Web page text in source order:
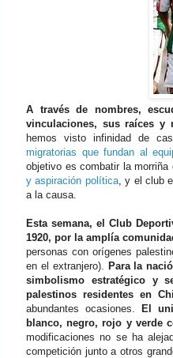
A través de nombres,
vinculaciones, sus raíces y
hemos visto infinidad de
migratorias que fundan al
objetivo es combatir la
y aspiración política, y el club
a la causa.
Esta semana, el Club
1920, por la amplía
personas con orígenes
en el extranjero). Para la
simbolismo estratégico y
palestinos residentes en
abundantes ocasiones.El
blanco, negro, rojo y verde
modificaciones no se ha
competición junto a otros